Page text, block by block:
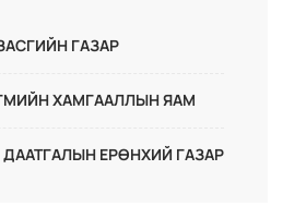
ГАЗАР
ХАМГААЛЛЫН ЯАМ
ЕРӨНХИЙ ГАЗАР